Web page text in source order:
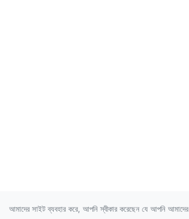
আমাদের সাইট ব্যবহার করে, আপনি স্বীকার করেছেন যে আপনি আমাদের